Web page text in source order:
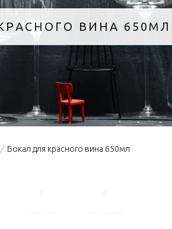
ВИНА 650МЛ
/ Бокал для красного вина 650мл